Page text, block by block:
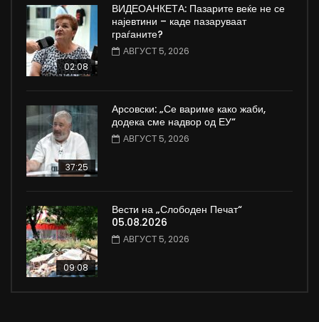
02:08
ВИДЕОАНКЕТА: Пазарите веќе не се
најевтини – каде пазаруваат
граѓаните?
АВГУСТ 5, 2026
37:25
Арсовски: „Се вариме како жаби,
додека сме надвор од ЕУ“
АВГУСТ 5, 2026
09:08
Вести на „Слободен Печат“
05.08.2026
АВГУСТ 5, 2026